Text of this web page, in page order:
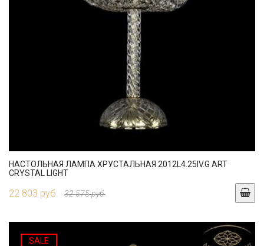
НАСТОЛЬНАЯ ЛАМПА ХРУСТАЛЬНАЯ 2012L4.25IV.G ART
CRYSTAL LIGHT
22 803 руб. 32 575 руб.
SALE